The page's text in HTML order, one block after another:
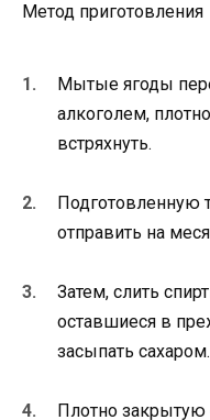
Метод приготовления
Мытые ягоды
алкоголем,
встряхнуть.
Подготовленную
отправить на
Затем, слить
оставшиеся в
засыпать сахаром.
Плотно закрытую